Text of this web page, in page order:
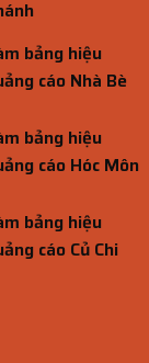
bảng hiệu
cáo Nhà Bè
bảng hiệu
cáo Hóc Môn
bảng hiệu
cáo Củ Chi